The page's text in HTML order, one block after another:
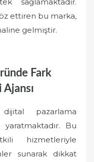
ettiren bu marka,
gelmiştir.
Fark
pazarlama
Bu
hizmetleriyle
sunarak dikkat